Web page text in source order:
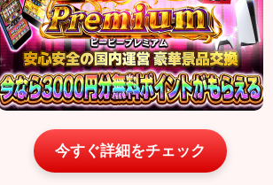
今すぐ詳細をチェック